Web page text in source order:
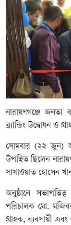
নারায়ণগঞ্জে জনতা
ব্র্যান্ডিং উদ্বোধন ও
সোমবার (২২ জুন)
উপস্থিত ছিলেন
সাখাওয়াত হোসেন
অনুষ্ঠানে
পরিচালক মো.
গ্রাহক, ব্যবসায়ী এবং